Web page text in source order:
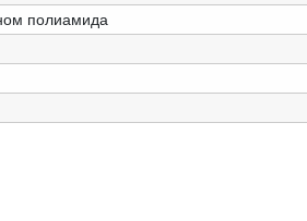
полиамида